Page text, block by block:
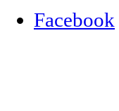
Facebook